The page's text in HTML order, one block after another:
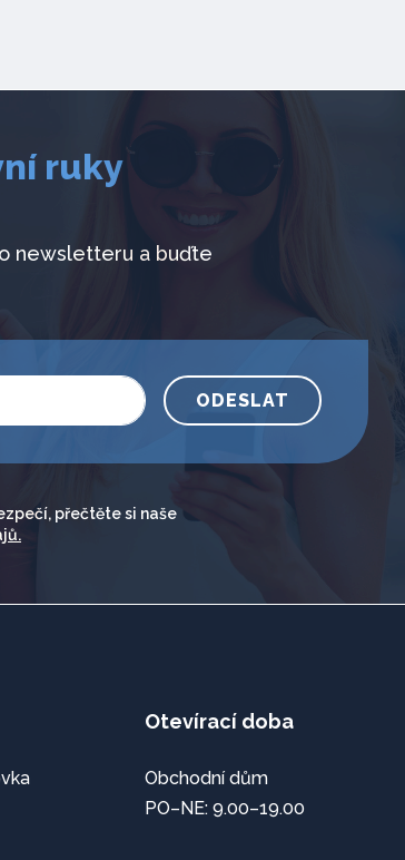
ruky
newsletteru a buďte
ODESLAT
přečtěte si naše
Otevírací doba
Obchodní dům
PO–NE: 9.00–19.00